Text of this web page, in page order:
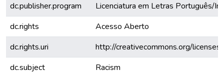
dc.publisher.program
Licenciatura em Letras Português/
dc.rights
Acesso Aberto
dc.rights.uri
http://creativecommons.org/
dc.subject
Racism